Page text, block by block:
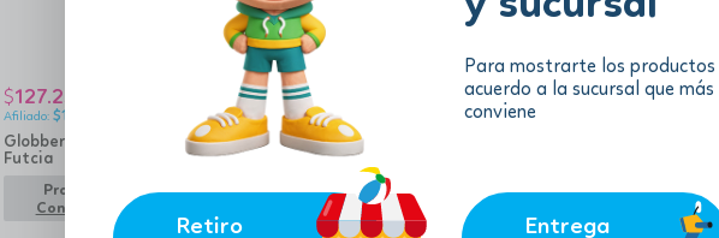
Para mostrarte los productos
acuerdo a la sucursal que
conviene
Retiro
Entrega
Globber - Luces Maestras XL |
Futcia
$127.25
$114.53
Producto no disponible
Consultar Disponibilidad
Globber - Luces de Elite | Rojo
con negro
remove AGREGAR
$97.42
remove